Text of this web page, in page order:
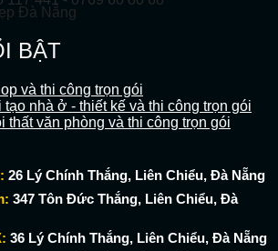
BẬT
và thi công trọn gói
tạo nhà ở - thiết kế và thi công trọn gói
thất văn phòng và thi công trọn gói
26 Lý Chính Thắng, Liên Chiểu, Đà Nẵng
347 Tôn Đức Thắng, Liên Chiểu, Đà
36 Lý Chính Thắng, Liên Chiểu, Đà Nẵng